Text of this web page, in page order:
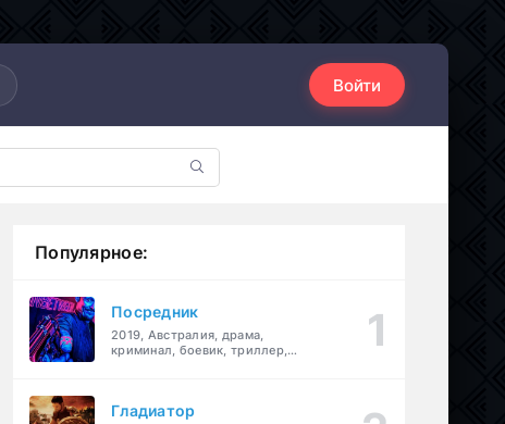
Войти
Популярное:
Посредник
2019, Австралия, драма,
криминал, боевик, триллер,
Гладиатор